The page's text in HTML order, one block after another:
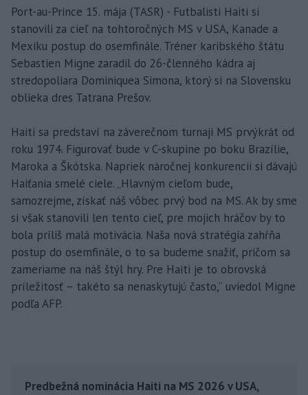
Port-au-Prince 15. mája (TASR) - Futbalisti Haiti si
stanovili za cieľ na tohtoročných MS v USA, Kanade a
Mexiku postup do osemfinále. Tréner karibského štátu
Sebastien Migne zaradil do 26-členného kádra aj
stredopoliara Dominiquea Simona, ktorý si na Slovensku
oblieka dres Tatrana Prešov.
Haiti sa predstaví na záverečnom turnaji MS prvýkrát od
roku 1974. Figurovať bude v C-skupine po boku Brazílie,
Maroka a Škótska. Napriek náročnej konkurencii si dávajú
Haiťania smelé ciele. „Hlavným cieľom bude,
samozrejme, získať náš vôbec prvý bod na MS. Ak by sme
si však stanovili len tento cieľ, pre mojich hráčov by to
bola príliš malá motivácia. Naša nová stratégia zahŕňa
postup do osemfinále, o to sa budeme snažiť, pričom sa
zameriame na náš štýl hry. Pre Haiti je to obrovská
príležitosť – takéto sa nenaskytujú často,“ uviedol Migne
podľa AFP.
Predbežná nominácia Haiti na MS 2026 v USA,